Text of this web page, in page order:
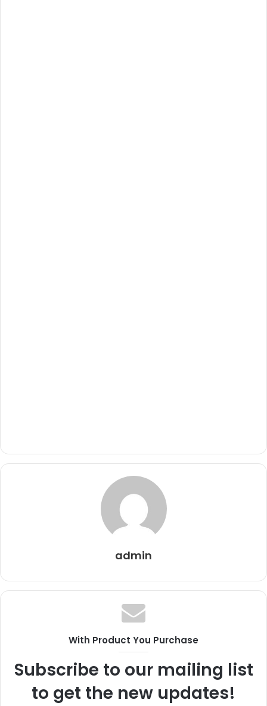
admin
With Product You Purchase
Subscribe to our mailing list
to get the new updates!